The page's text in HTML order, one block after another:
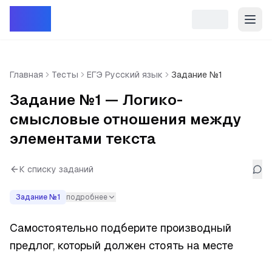
Главная Тесты ЕГЭ Русский язык Задание №1
Задание №1 — Логико-
смысловые отношения между
элементами текста
К списку заданий
Задание №1 подробнее
Самостоятельно подберите производный
предлог, который должен стоять на месте